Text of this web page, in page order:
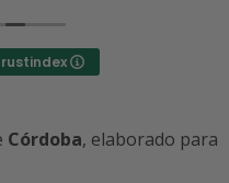
Córdoba, elaborado para